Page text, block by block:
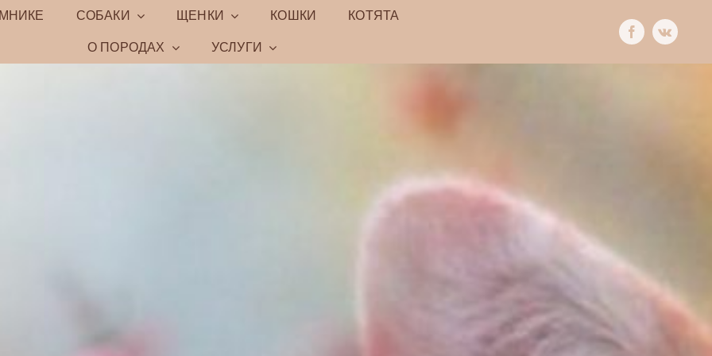
СОБАКИ ЩЕНКИ КОШКИ КОТЯТА
О ПОРОДАХ УСЛУГИ